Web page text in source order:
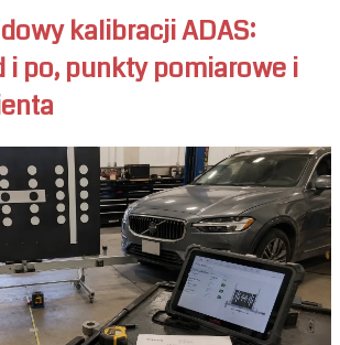
kalibracji ADAS:
i po, punkty pomiarowe i